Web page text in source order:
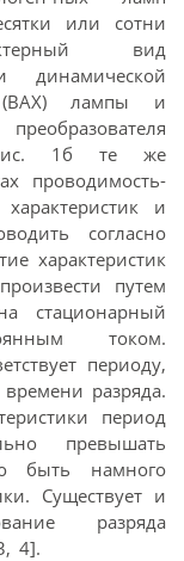
или сотни
вид
динамической
(ВАХ) лампы и
1б те же
проводимость-
и
согласно
характеристик
путем
стационарный
током.
периоду,
разряда.
период
превышать
быть намного
Существует и
разряда
4].